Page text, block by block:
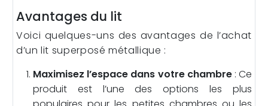
Avantages du lit
Voici quelques-uns des avantages de l’achat
d’un lit superposé métallique :
Maximisez l’espace dans votre chambre: Ce
produit est l’une des options les plus